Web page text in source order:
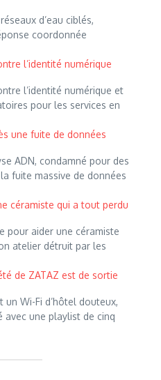
d’eau ciblés,
coordonnée
l’identité numérique
l’identité numérique et
pour les services en
une fuite de données
ADN, condamné pour des
fuite massive de données
céramiste qui a tout perdu
pour aider une céramiste
atelier détruit par les
de ZATAZ est de sortie
Wi-Fi d’hôtel douteux,
avec une playlist de cinq